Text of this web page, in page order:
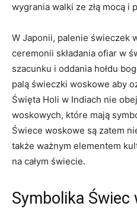
wygrania walki ze złą mocą i
W Japonii, palenie świeczek
ceremonii składania ofiar w
szacunku i oddania ⁢hołdu
‌palą świeczki woskowe aby
Święta Holi w Indiach nie
woskowych, które mają
Świece woskowe⁤ są zatem
także ważnym elementem
na całym świecie.
Symbolika